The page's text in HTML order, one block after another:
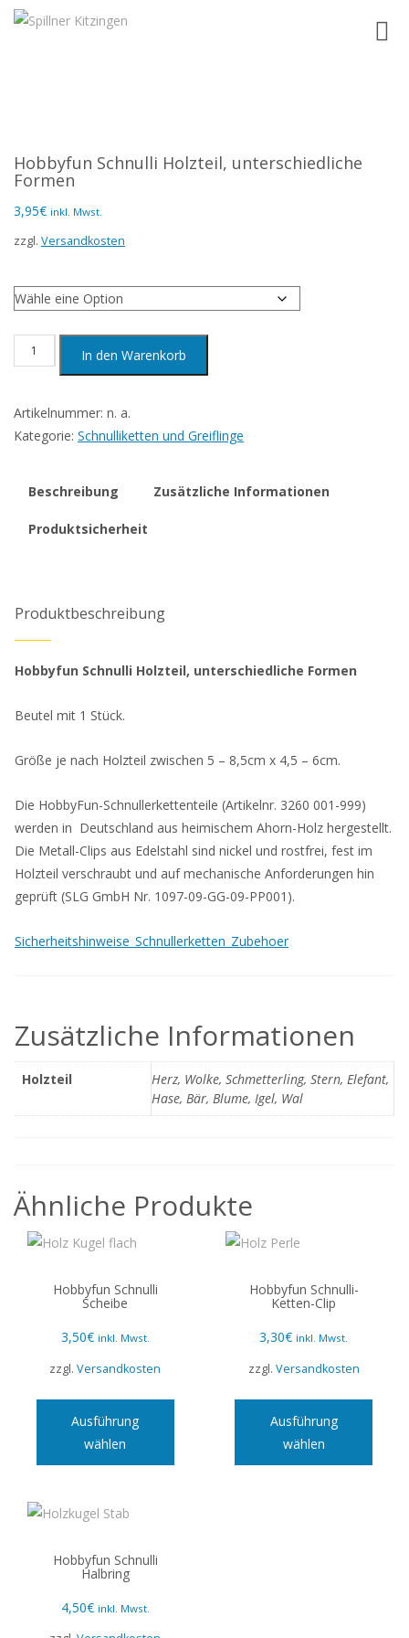
Hobbyfun Schnulli Holzteil, unterschiedliche
Formen
3,95€ inkl. Mwst.
zzgl. Versandkosten
Hobbyfun
Schnulli
unterschiedliche
Formen
In den Warenkorb
Artikelnummer: n. a.
Kategorie: Schnulliketten und Greiflinge
Beschreibung Zusätzliche Informationen
Produktsicherheit
Produktbeschreibung
Hobbyfun Schnulli Holzteil, unterschiedliche Formen
Beutel mit 1 Stück.
Größe je nach Holzteil zwischen 5 – 8,5cm x 4,5 – 6cm.
Die HobbyFun-Schnullerkettenteile (Artikelnr. 3260 001-999)
werden in Deutschland aus heimischem Ahorn-Holz hergestellt.
Die Metall-Clips aus Edelstahl sind nickel und rostfrei, fest im
Holzteil verschraubt und auf mechanische Anforderungen hin
geprüft (SLG GmbH Nr. 1097-09-GG-09-PP001).
Sicherheitshinweise_Schnullerketten_Zubehoer
Zusätzliche Informationen
Holzteil
Herz, Wolke, Schmetterling, Stern, Elefant,
Hase, Bär, Blume, Igel, Wal
Ähnliche Produkte
Hobbyfun Schnulli
Scheibe
3,50€ inkl. Mwst.
zzgl.Versandkosten
Ausführung
wählen
Dieses
mehrere
Hobbyfun Schnulli-
Ketten-Clip
3,30€ inkl. Mwst.
zzgl. Versandkosten
Ausführung
wählen
Hobbyfun Schnulli
Halbring
4,50€ inkl. Mwst.